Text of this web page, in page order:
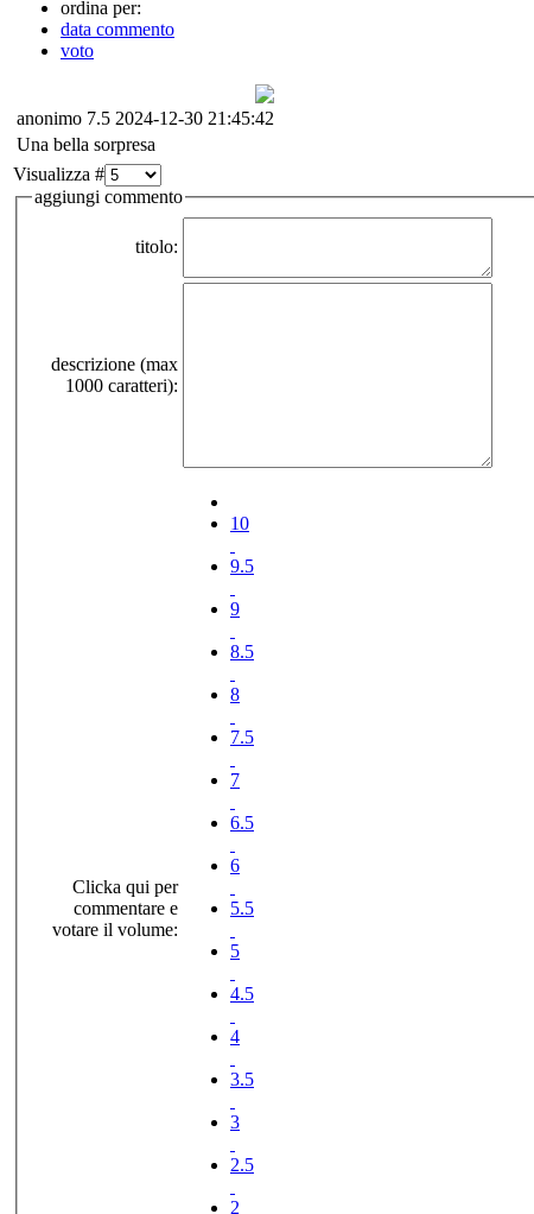
ordina per:
data commento
voto
anonimo 7.5 2024-12-30 21:45:42
Una bella sorpresa
Visualizza #
aggiungi commento
titolo:
descrizione (max
1000 caratteri):
Clicka qui per
commentare e
votare il volume:
10
9.5
9
8.5
8
7.5
7
6.5
6
5.5
5
4.5
4
3.5
3
2.5
2